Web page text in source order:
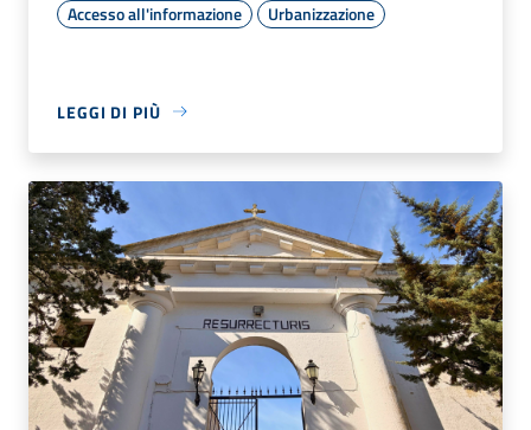
Accesso all'informazione Urbanizzazione
LEGGI DI PIÙ